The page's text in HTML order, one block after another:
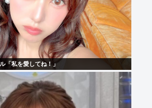
「私を愛してね！」